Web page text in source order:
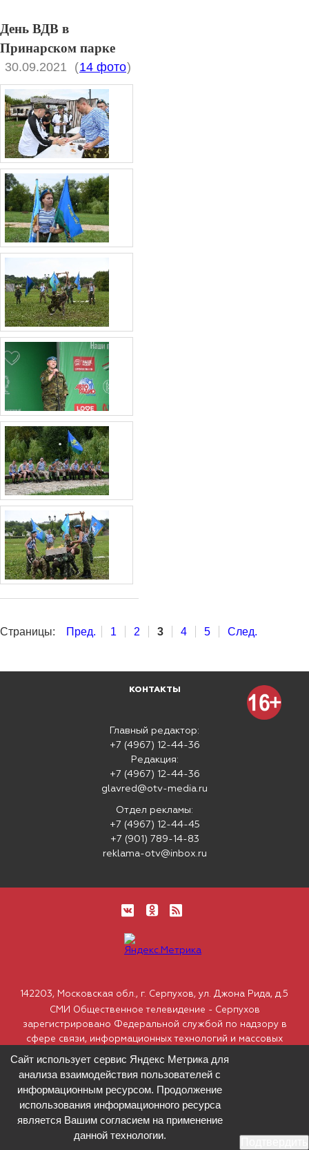
День ВДВ в
Принарском парке
30.09.2021 (14 фото)
Страницы: Пред. 1 2 3 4 5 След.
КОНТАКТЫ
Главный редактор:
+7 (4967) 12-44-36
Редакция:
+7 (4967) 12-44-36
glavred@otv-media.ru
Отдел рекламы:
+7 (4967) 12-44-45
+7 (901) 789-14-83
reklama-otv@inbox.ru
Использование материалов допускается только с
письменного согласия редакции. Все права защищены.
142203, Московская обл., г. Серпухов, ул. Джона Рида, д.5
СМИ Общественное телевидение - Серпухов
зарегистрировано Федеральной службой по надзору в
сфере связи, информационных технологий и массовых
коммуникаций. Свидетельство ЭЛ № ФС77–68363 от
30.12.2016
Сайт использует сервис Яндекс Метрика для
анализа взаимодействия пользователей с
информационным ресурсом. Продолжение
использования информационного ресурса
является Вашим согласием на применение
данной технологии.